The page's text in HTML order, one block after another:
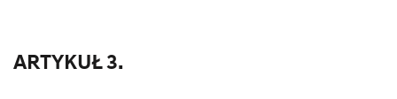
ARTYKUŁ 3.